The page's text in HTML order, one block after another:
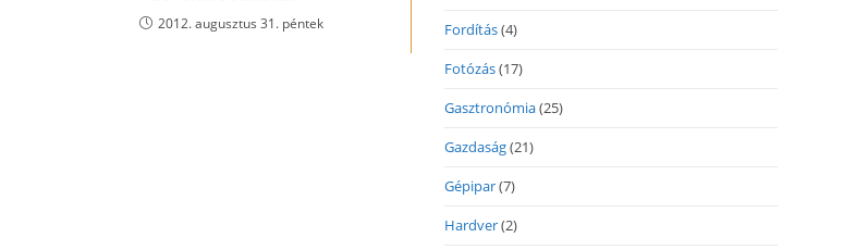
2012. augusztus 31. péntek
Fordítás(4)
Fotózás(17)
Gasztronómia(25)
Gazdaság(21)
Gépipar(7)
Hardver(2)